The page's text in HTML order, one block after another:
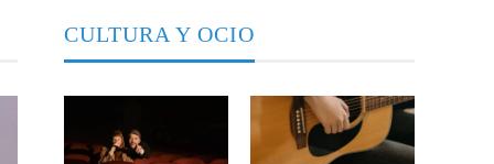
CULTURA Y OCIO